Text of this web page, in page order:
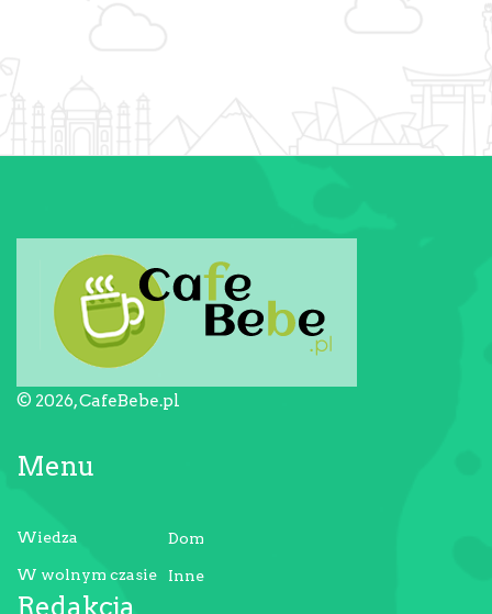
© 2026, CafeBebe.pl
Menu
Wiedza
W wolnym czasie
Dom
Inne
Redakcja